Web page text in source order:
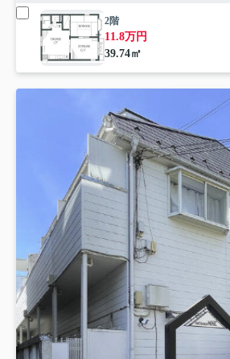
2階
11.8万円
39.74㎡